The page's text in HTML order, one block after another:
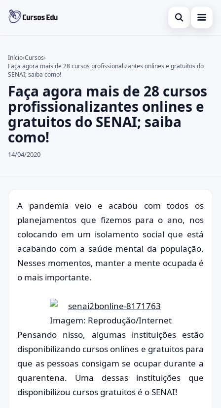
Abrir busca
Inglês
Idiomas
espanhol
Buscar no site
Buscar por:
Pressione Enter para buscar ou ESC para fechar.
Início›Cursos›
Faça agora mais de 28 cursos profissionalizantes onlines e gratuitos do
SENAI; saiba como!
Faça agora mais de 28 cursos
profissionalizantes onlines e
gratuitos do SENAI; saiba
como!
14/04/2020
A pandemia veio e acabou com todos os
planejamentos que fizemos para o ano, nos
colocando em um isolamento social que está
acabando com a saúde mental da população.
Nesses momentos, manter a mente ocupada é
o mais importante.
Imagem: Reprodução/Internet
Pensando nisso, algumas instituições estão
disponibilizando cursos onlines e gratuitos para
que as pessoas consigam se ocupar durante a
quarentena. Uma dessas instituições que
disponibilizou cursos gratuitos é o SENAI!